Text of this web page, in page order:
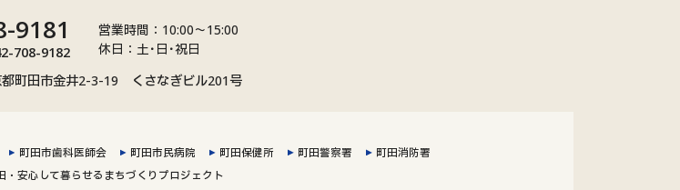
9181
708-9182
営業時間：10:00～15:00
休日：土･日･祝日
町田市金井2-3-19
くさなぎビル201号
町田市歯科医師会 町田市民病院 町田保健所 町田警察署
町田消防署
・安心して暮らせるまちづくりプロジェクト